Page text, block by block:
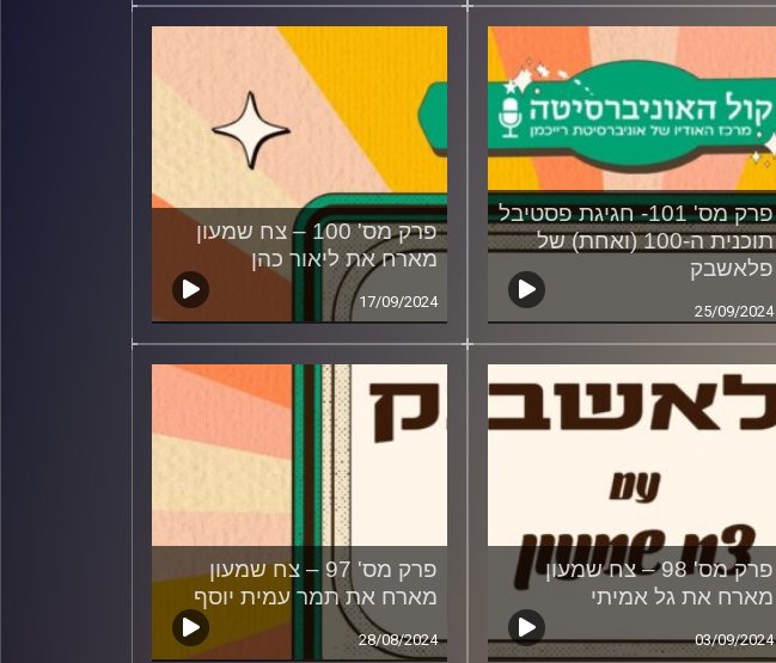
פרק מס' 101- חגיגת פסטיבל
תוכנית ה-100 (ואחת) של
פלאשבק
25/09/2024
פרק מס' 100 – צח שמעון
מארח את ליאור כהן
17/09/2024
פרק מס' 98 – צח שמעון
מארח את גל אמיתי
03/09/2024
פרק מס' 97 – צח שמעון
מארח את תמר עמית יוסף
28/08/2024